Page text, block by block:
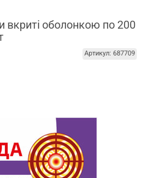
оболонкою по 200
Артикул: 687709